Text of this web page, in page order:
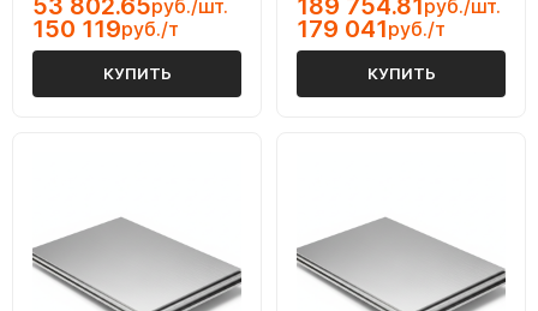
53 802.65руб./шт.
150 119руб./т
КУПИТЬ
189 754.81 руб./шт.
179 041руб./т
КУПИТЬ